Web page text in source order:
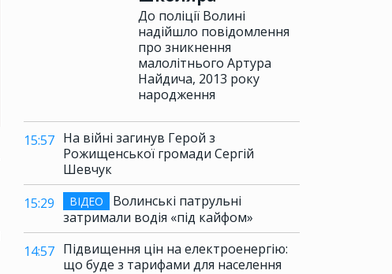
До поліції Волині
надійшло повідомлення
про зникнення
малолітнього Артура
Найдича, 2013 року
народження
15:57 На війні загинув Герой з
Рожищенської громади Сергій
Шевчук
15:29
ВІДЕО
Волинські патрульні
затримали водія «під кайфом»
14:57 Підвищення цін на електроенергію:
що буде з тарифами для населення